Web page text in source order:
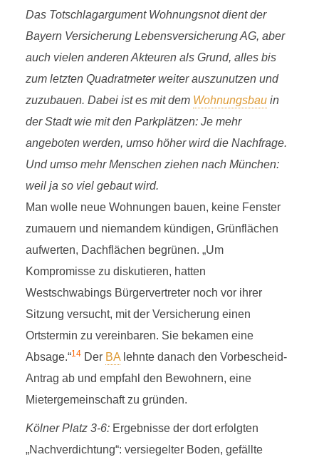
Das Totschlagargument Wohnungsnot dient der
Bayern Versicherung Lebensversicherung AG, aber
auch vielen anderen Akteuren als Grund, alles bis
zum letzten Quadratmeter weiter auszunutzen und
zuzubauen. Dabei ist es mit dem Wohnungsbauin
der Stadt wie mit den Parkplätzen: Je mehr
angeboten werden, umso höher wird die Nachfrage.
Und umso mehr Menschen ziehen nach München:
weil ja so viel gebaut wird.
Man wolle neue Wohnungen bauen, keine Fenster
zumauern und niemandem kündigen, Grünflächen
aufwerten, Dachflächen begrünen. „Um
Kompromisse zu diskutieren, hatten
Westschwabings Bürgervertreter noch vor ihrer
Sitzung versucht, mit der Versicherung einen
Ortstermin zu vereinbaren. Sie bekamen eine
Absage.“14Der BAlehnte danach den Vorbescheid-
Antrag ab und empfahl den Bewohnern, eine
Mietergemeinschaft zu gründen.
Kölner Platz 3-6:Ergebnisse der dort erfolgten
„Nachverdichtung“: versiegelter Boden, gefällte